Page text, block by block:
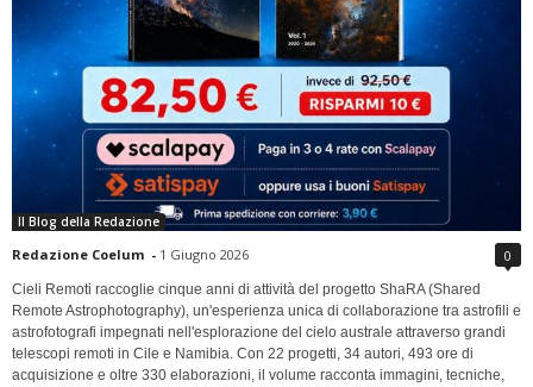
Il Blog della Redazione
Redazione Coelum - 1 Giugno 2026 0
Cieli Remoti raccoglie cinque anni di attività del progetto ShaRA (Shared
Remote Astrophotography), un'esperienza unica di collaborazione tra astrofili e
astrofotografi impegnati nell'esplorazione del cielo australe attraverso grandi
telescopi remoti in Cile e Namibia. Con 22 progetti, 34 autori, 493 ore di
acquisizione e oltre 330 elaborazioni, il volume racconta immagini, tecniche,